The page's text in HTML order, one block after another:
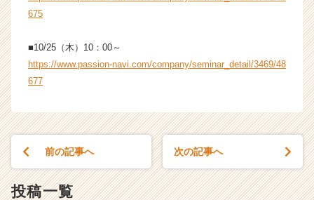
675
■10/25（木）10：00～
https://www.passion-navi.com/company/seminar_detail/3469/48
677
前の記事へ 次の記事へ
投稿一覧